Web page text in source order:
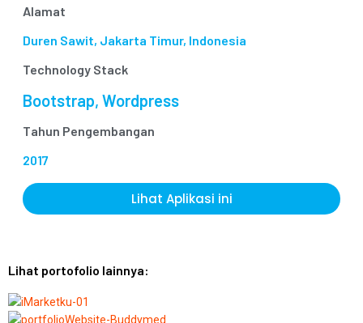
Alamat
Duren Sawit, Jakarta Timur, Indonesia
Technology Stack
Bootstrap, Wordpress
Tahun Pengembangan
2017
Lihat Aplikasi ini
Lihat portofolio lainnya: